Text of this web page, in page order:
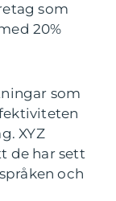
som
20%
som
XYZ
de har sett
och